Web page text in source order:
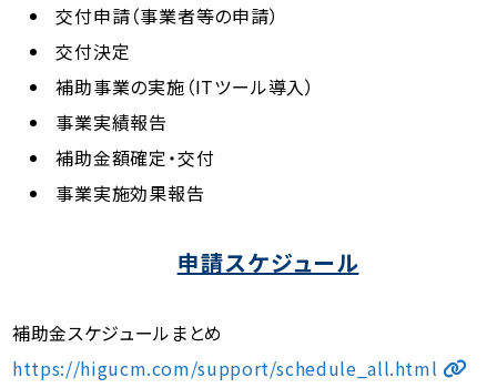
交付申請（事業者等の申請）
交付決定
補助事業の実施（ITツール導入）
事業実績報告
補助金額確定・交付
事業実施効果報告
申請スケジュール
補助金スケジュールまとめ
https://higucm.com/support/schedule_all.html